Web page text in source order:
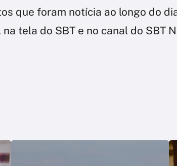
que foram notícia ao longo do
na tela do SBT e no canal do SBT